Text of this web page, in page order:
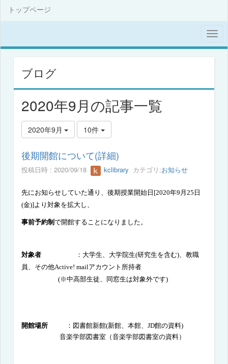
トップページ
ブログ
2020年9月の記事一覧
2020年9月 10件
後期開館について(詳細)
投稿日時 : 2020/09/18 kclibrary カテゴリ:お知らせ
先にお知らせしていた通り、後期授業開始日 [2020年9 月25 日
(金)]より対象を拡大し、
事前予約制 で開館することになりました。
対象者 ：大学生 、大学院生(研究生を含む) 、教職
員、その他Active! mailアカウント所持者
(※中高部生徒、同窓生は対象外です)
開館場所 ： 図書館新館(新館、本館、 JD館の資料)
音楽学部図書室（音楽学部図書室の資料）